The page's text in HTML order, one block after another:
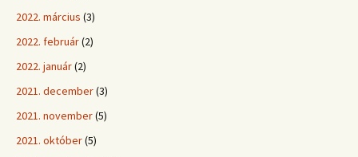
2022. március (3)
2022. február(2)
2022. január(2)
2021. december(3)
2021. november(5)
2021. október(5)